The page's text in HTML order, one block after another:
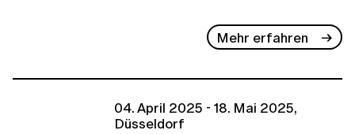
Mehr erfahren
04. April 2025 - 18. Mai 2025,
Düsseldorf